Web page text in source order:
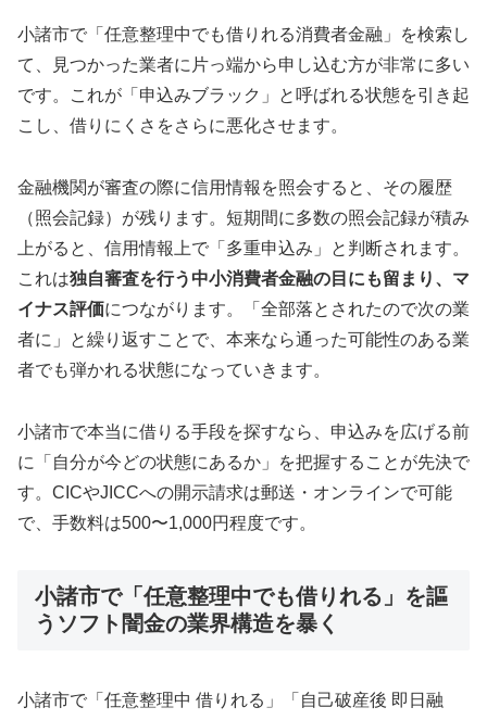
小諸市で「任意整理中でも借りれる消費者金融」を検索し
て、見つかった業者に片っ端から申し込む方が非常に多い
です。これが「申込みブラック」と呼ばれる状態を引き起
こし、借りにくさをさらに悪化させます。
金融機関が審査の際に信用情報を照会すると、その履歴
（照会記録）が残ります。短期間に多数の照会記録が積み
上がると、信用情報上で「多重申込み」と判断されます。
これは独自審査を行う中小消費者金融の目にも留まり、マ
イナス評価につながります。「全部落とされたので次の業
者に」と繰り返すことで、本来なら通った可能性のある業
者でも弾かれる状態になっていきます。
小諸市で本当に借りる手段を探すなら、申込みを広げる前
に「自分が今どの状態にあるか」を把握することが先決で
す。CICやJICCへの開示請求は郵送・オンラインで可能
で、手数料は500〜1,000円程度です。
小諸市で「任意整理中でも借りれる」を謳
うソフト闇金の業界構造を暴く
小諸市で「任意整理中 借りれる」「自己破産後 即日融